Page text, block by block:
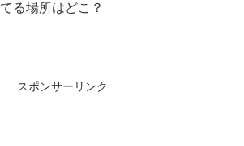
てる場所はどこ？
スポンサーリンク